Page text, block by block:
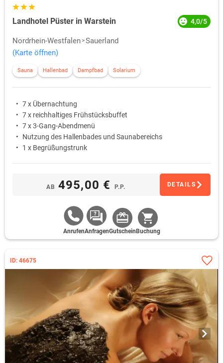
Landhotel Püster in Warstein 4,0/5
Nordrhein-Westfalen Sauerland
(Karte öffnen)
Sauna Hallenbad Dampfbad Solarium
7 x Übernachtung
7 x reichhaltiges Frühstücksbuffet
7 x 3-Gang-Abendmenü
Nutzung des Hallenbades und Saunabereichs
1 x Begrüßungstrunk
AB 495,00 € P.P. DETAILS
AnrufenAnfragenGutschein Buchung
ID: 46675